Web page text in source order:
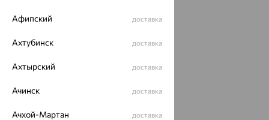
Магазины
Покупателям
О нас
Магазины и доставка г. Липецк
еще 3
Афипский доставка
Ахтубинск доставка
Ахтырский доставка
Ачинск доставка
Ачхой-Мартан доставка